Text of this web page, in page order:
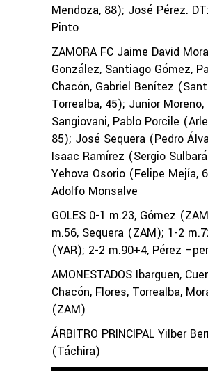
Mendoza, 88); José Pérez.
Pinto
ZAMORA FC Jaime David
González, Santiago Gómez,
Chacón, Gabriel Benítez
Torrealba, 45); Junior Moreno,
Sangiovani, Pablo Porcile
85); José Sequera (Pedro
Isaac Ramírez (Sergio
Yehova Osorio (Felipe Mejía,
Adolfo Monsalve
GOLES 0-1 m.23, Gómez
m.56, Sequera (ZAM); 1-2
(YAR); 2-2 m.90+4, Pérez
AMONESTADOS Ibarguen,
Chacón, Flores, Torrealba,
(ZAM)
ÁRBITRO PRINCIPAL Yilber
(Táchira)